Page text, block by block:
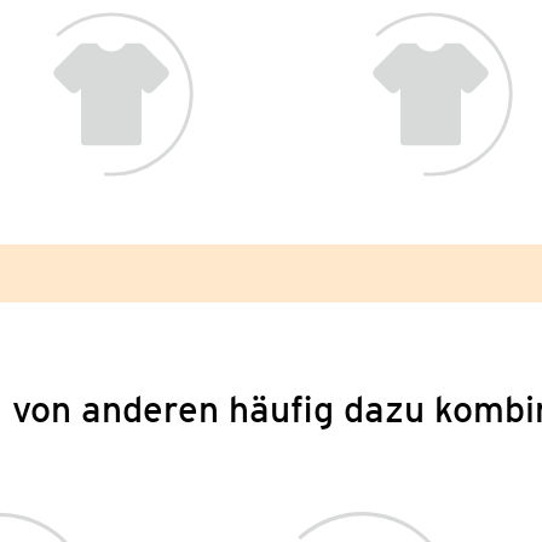
von anderen häufig dazu